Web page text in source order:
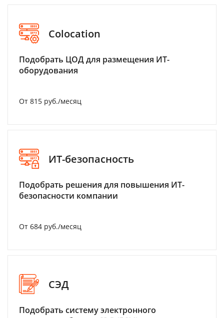
Colocation
Подобрать ЦОД для размещения ИТ-
оборудования
От 815 руб./месяц
ИТ-безопасность
Подобрать решения для повышения ИТ-
безопасности компании
От 684 руб./месяц
СЭД
Подобрать систему электронного